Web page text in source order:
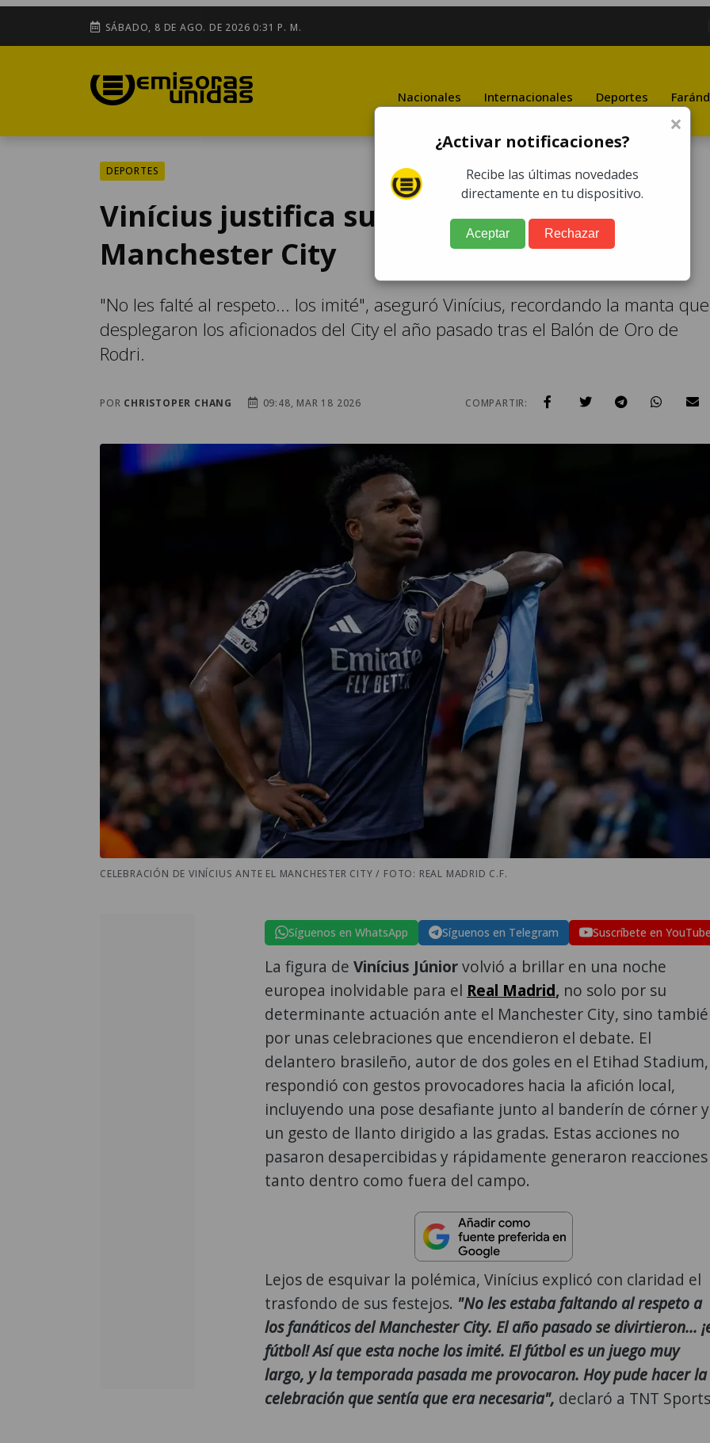
SÁBADO, 8 DE AGO. DE 2026 0:31 P. M.
Nacionales Internacionales Deportes
DEPORTES
Vinícius justifica su celebración ante el
Manchester City
"No les falté al respeto... los imité", aseguró Vinícius, recordando la manta que
desplegaron los aficionados del City el año pasado tras el Balón de Oro de
Rodri.
POR CHRISTOPER CHANG 09:48, MAR 18 2026 COMPARTIR:
CELEBRACIÓN DE VINÍCIUS ANTE EL MANCHESTER CITY / FOTO: REAL MADRID C.F.
Síguenos en WhatsApp Síguenos en Telegram Suscríbete en
La figura de Vinícius Júniorvolvió a brillar en una noche
europea inolvidable para el Real Madrid, no solo por su
determinante actuación ante el Manchester City, sino
por unas celebraciones que encendieron el debate. El
delantero brasileño, autor de dos goles en el Etihad Stadium,
respondió con gestos provocadores hacia la afición local,
incluyendo una pose desafiante junto al banderín de córner y
un gesto de llanto dirigido a las gradas. Estas acciones no
pasaron desapercibidas y rápidamente generaron reacciones
tanto dentro como fuera del campo.
Lejos de esquivar la polémica, Vinícius explicó con claridad el
trasfondo de sus festejos. "No les estaba faltando al respeto a
los fanáticos del Manchester City. El año pasado se divirtieron...
fútbol! Así que esta noche los imité. El fútbol es un juego muy
largo, y la temporada pasada me provocaron. Hoy pude hacer la
celebración que sentía que era necesaria", declaró a TNT
×
¿Activar notificaciones?
Recibe las últimas novedades
directamente en tu dispositivo.
Aceptar Rechazar